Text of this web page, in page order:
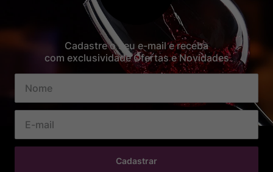
Cadastre o seu e-mail e receba
com exclusividade Ofertas e Novidades
Cadastrar